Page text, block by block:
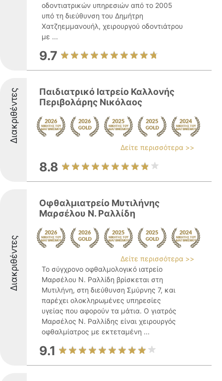
οδοντιατρικών υπηρεσιών από το 2005
υπό τη διεύθυνση του Δημήτρη
Χατζηεμμανουήλ, χειρουργού οδοντιάτρου
με ...
9.7
Διακριθέντες
Παιδιατρικό Ιατρείο Καλλονής
Περιβολάρης Νικόλαος
Δείτε περισσότερα >>
8.8
Διακριθέντες
Οφθαλμιατρείο Μυτιλήνης
Μαρσέλου Ν. Ραλλίδη
Δείτε περισσότερα >>
Το σύγχρονο οφθαλμολογικό ιατρείο
Μαρσέλου Ν. Ραλλίδη βρίσκεται στη
Μυτιλήνη, στη διεύθυνση Σμύρνης 7, και
παρέχει ολοκληρωμένες υπηρεσίες
υγείας που αφορούν τα μάτια. Ο γιατρός
Μαρσέλος Ν. Ραλλίδης είναι χειρουργός
οφθαλμίατρος με εκτεταμένη ...
9.1